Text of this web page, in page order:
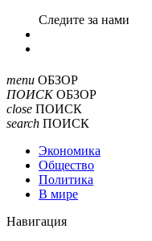
Cледите за нами
menu ОБЗОР
ПОИСК ОБЗОР
close ПОИСК
search ПОИСК
Экономика
Общество
Политика
В мире
Навигация